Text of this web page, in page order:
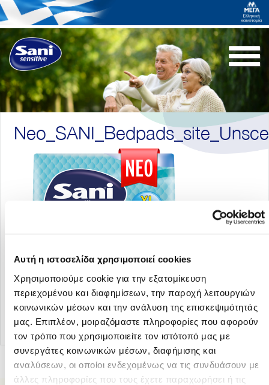
Αυτή η ιστοσελίδα χρησιμοποιεί cookies
Χρησιμοποιούμε cookie για την εξατομίκευση
περιεχομένου και διαφημίσεων, την παροχή λειτουργιών
κοινωνικών μέσων και την ανάλυση της επισκεψιμότητάς
μας. Επιπλέον, μοιραζόμαστε πληροφορίες που αφορούν
τον τρόπο που χρησιμοποιείτε τον ιστότοπό μας με
συνεργάτες κοινωνικών μέσων, διαφήμισης και
αναλύσεων, οι οποίοι ενδεχομένως να τις συνδυάσουν με
άλλες πληροφορίες που τους έχετε παραχωρήσει ή τις
Επιστροφή στα άρθρα